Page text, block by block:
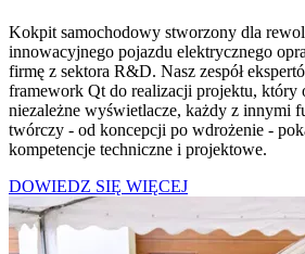
Kokpit samochodowy stworzony dla
innowacyjnego pojazdu elektrycznego
firmę z sektora R&D. Nasz zespół
framework Qt do realizacji projektu, który
niezależne wyświetlacze, każdy z innymi
twórczy - od koncepcji po wdrożenie -
kompetencje techniczne i projektowe.
DOWIEDZ SIĘ WIĘCEJ